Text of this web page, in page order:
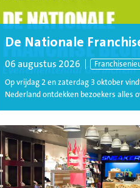
De Nationale
06 augustus 2026
Op vrijdag 2 en zaterdag 3 oktober
Nederland ontdekken bezoekers alles